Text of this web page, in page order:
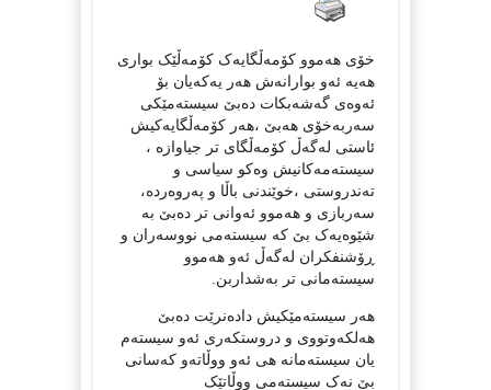
خۆی هەموو کۆمەڵگایەک کۆمەڵێک بواری
هەیە ئەو بوارانەش هەر یەکەیان بۆ
ئەوەی گەشەبکات دەبێ سیستەمێکی
سەربەخۆی هەبێ ،هەر کۆمەڵگایەکیش
ئاستی لەگەڵ کۆمەڵگای تر جیاوازە ،
سیستەمەکانیش وەکو سیاسی و
تەندروستی ،خوێندنی باڵا و پەروەردە،
سەربازی و هەموو ئەوانی تر دەبێ بە
شێوەیەک بێ کە سیستەمی نووسەران و
ڕۆشنفکران لەگەڵ ئەو هەموو
سیستەمانی تر بەشداربن.
هەر سیستەمێکیش دادەنرێت دەبێ
هەلکەوتووی و دروستکەری ئەو سیستەم
یان سیستەمانە هی ئەو ووڵاتەو کەسانی
بێ نەک سیستەمی ووڵاتێک